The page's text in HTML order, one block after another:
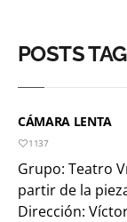
POSTS
CÁMARA LENTA
1137
Grupo: Teatro
partir de la
Dirección: